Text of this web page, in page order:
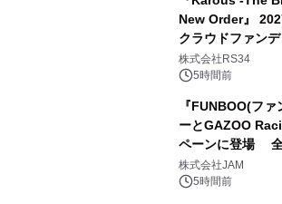
New Order』
クラウドファン
開始
株式会社RS34
5時間前
『FUNBOO(フ
ーとGAZOO
ペーンに登場 全
GR 4車種の
メニューが展開さ
株式会社JAM
5時間前